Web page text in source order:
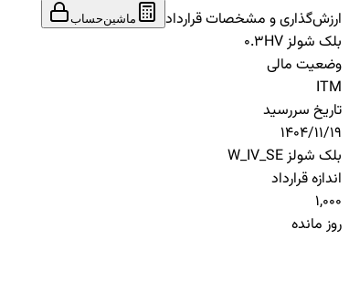
ارزش‌گذاری و مشخصات قرارداد
ماشین‌حساب
بلک شولز HV
0.3
وضعیت مالی
ITM
تاریخ سررسید
1404/11/19
بلک شولز W_IV_SE
اندازه قرارداد
1,000
روز مانده